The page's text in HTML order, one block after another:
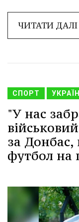
ЧИТАТИ ДАЛІ
СПОРТ
"У нас
за Донбас,
футбол на